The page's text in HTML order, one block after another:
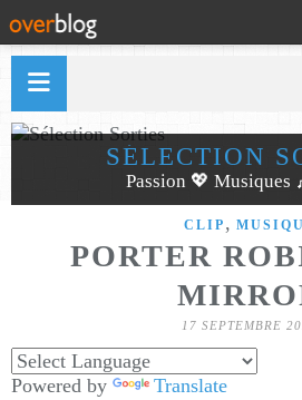
SÉLECTION
Passion 💖 Musiques
CLIP ,
PORTER
17 SEPTEMBRE
Powered by Translate